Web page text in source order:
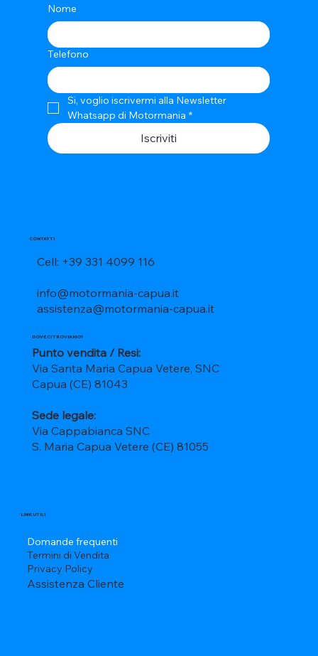
CONTATTI
Cell: +39 331 4099 116
info@motormania-capua.it
assistenza@motormania-capua.it
DOVE CI TROVIAMO?
Punto vendita / Resi:
Via Santa Maria Capua Vetere, SNC
Capua (CE) 81043
Sede legale:
Via Cappabianca SNC
S. Maria Capua Vetere (CE) 81055
LINK UTILI
Domande frequenti
Termini di Vendita
Privacy Policy
Assistenza Cliente
Nome
Telefono
Si, voglio iscrivermi alla Newsletter
Whatsapp di Motormania *
Iscriviti